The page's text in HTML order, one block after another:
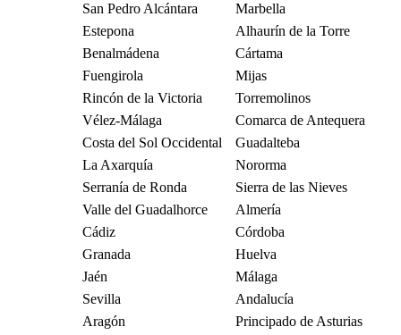
San Pedro Alcántara
Marbella
Estepona
Alhaurín de la Torre
Benalmádena
Cártama
Fuengirola
Mijas
Rincón de la Victoria
Torremolinos
Vélez-Málaga
Comarca de Antequera
Costa del Sol Occidental
Guadalteba
La Axarquía
Nororma
Serranía de Ronda
Sierra de las Nieves
Valle del Guadalhorce
Almería
Cádiz
Córdoba
Granada
Huelva
Jaén
Málaga
Sevilla
Andalucía
Aragón
Principado de Asturias